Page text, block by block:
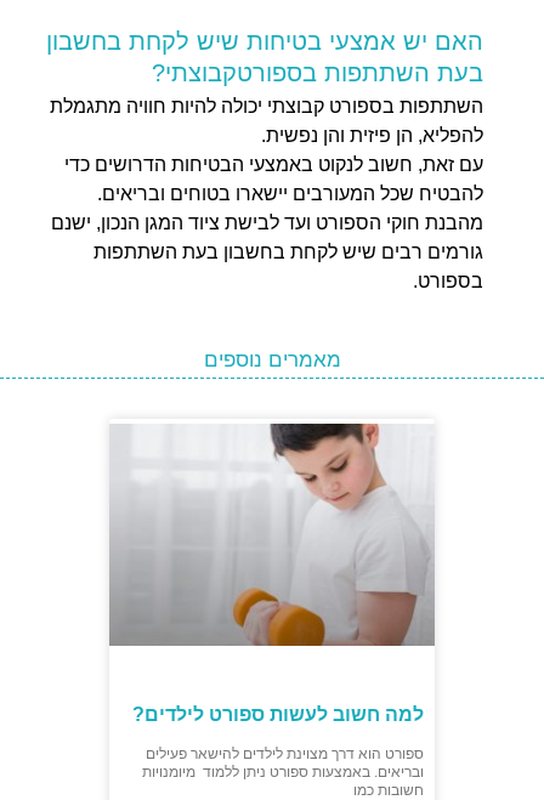
האם יש אמצעי בטיחות שיש לקחת בחשבון
בעת השתתפות בספורטקבוצתי?
השתתפות בספורט קבוצתי יכולה להיות חוויה מתגמלת
להפליא, הן פיזית והן נפשית.
עם זאת, חשוב לנקוט באמצעי הבטיחות הדרושים כדי
להבטיח שכל המעורבים יישארו בטוחים ובריאים.
מהבנת חוקי הספורט ועד לבישת ציוד המגן הנכון, ישנם
גורמים רבים שיש לקחת בחשבון בעת השתתפות
בספורט.
מאמרים נוספים
למה חשוב לעשות ספורט לילדים?
ספורט הוא דרך מצוינת לילדים להישאר פעילים
ובריאים. באמצעות ספורט ניתן ללמוד מיומנויות
חשובות כמו